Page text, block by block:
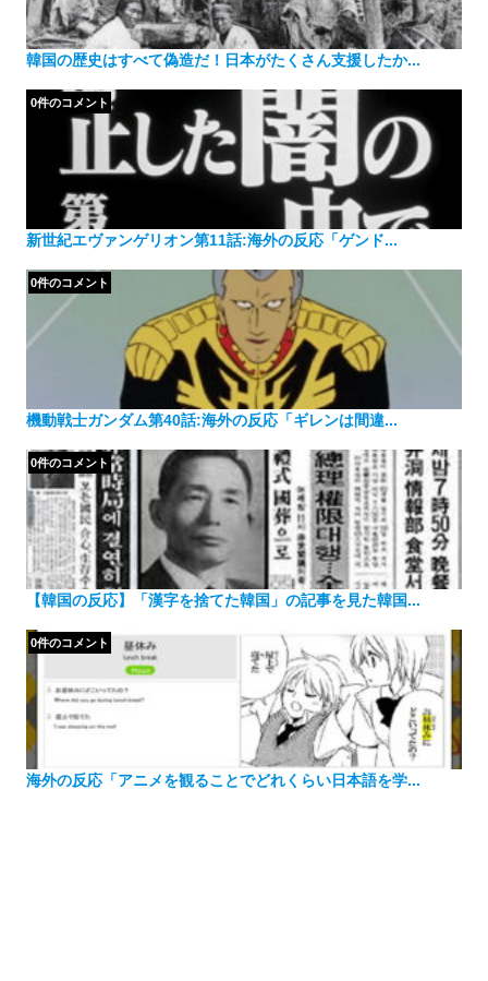
韓国の歴史はすべて偽造だ！日本がたくさん支援したか...
新世紀エヴァンゲリオン第11話:海外の反応「ゲンド...
0件のコメント
機動戦士ガンダム第40話:海外の反応「ギレンは間違...
0件のコメント
【韓国の反応】「漢字を捨てた韓国」の記事を見た韓国...
0件のコメント
海外の反応「アニメを観ることでどれくらい日本語を学...
0件のコメント